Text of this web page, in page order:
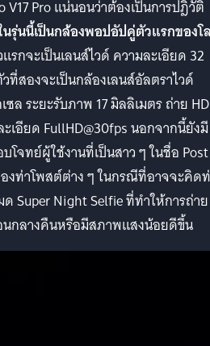
Pro แน่นอนว่าต้องเป็นการปฎิวัติ
รุ่นนี้เป็นกล้องพอปอัปคู่ตัวแรกของโ
รกจะเป็นเลนส์ไวด์ ความละเอียด 32
สองจะเป็นกล้องเลนส์อัลตราไวด์
ล ระยะรับภาพ 17 มิลลิเมตร ถ่าย
เอียด FullHD@30fps นอกจากนี้ยังมี
โจทย์ผู้ใช้งานที่เป็นสาว ๆ ในชื่อ Post
งท่าโพสต์ต่าง ๆ ในกรณีที่อาจจะคิด
Super Night Selfie ที่ทำให้การถ่าย
กลางคืนหรือมีสภาพแสงน้อยดีขึ้น